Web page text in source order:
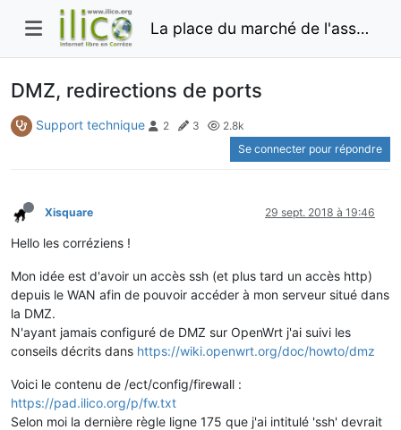
La place du marché de l'association Ilico
DMZ, redirections de ports
Support technique 2 3
2.8k
Se connecter pour répondre
Xisquare 29 sept. 2018 à 19:46
Hello les corréziens !
Mon idée est d'avoir un accès ssh (et plus tard un accès http)
depuis le WAN afin de pouvoir accéder à mon serveur situé dans
la DMZ.
N'ayant jamais configuré de DMZ sur OpenWrt j'ai suivi les
conseils décrits dans https://wiki.openwrt.org/doc/howto/dmz
Voici le contenu de /ect/config/firewall :
https://pad.ilico.org/p/fw.txt
Selon moi la dernière règle ligne 175 que j'ai intitulé 'ssh' devrait